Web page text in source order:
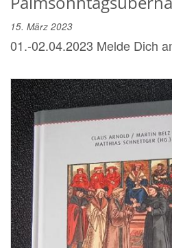
15. März 2023
01.-02.04.2023 Melde Dich